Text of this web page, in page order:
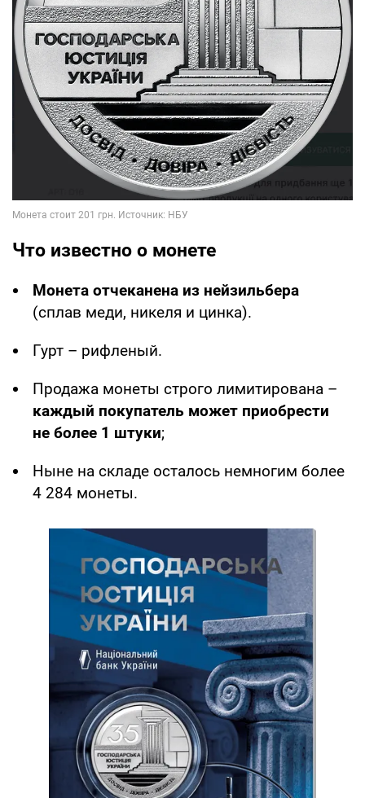
Что известно о монете
Монета отчеканена из нейзильбера
(сплав меди, никеля и цинка).
Гурт – рифленый.
Продажа монеты строго лимитирована –
каждый покупатель может приобрести
не более 1 штуки;
Ныне на складе осталось немногим более
4 284 монеты.